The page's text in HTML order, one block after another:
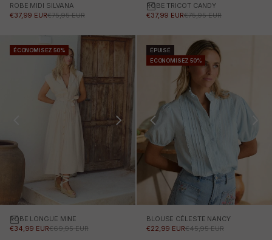
ROBE MIDI SILVANA
PRIX PROMOTIONNEL
€37,99 EURPRIX NORMAL
€75,95 EUR
Choisissez des options
ROBE TRICOT CANDY
PRIX PROMOTIONNEL
€37,99 EURPRIX NORMAL
€75,95 EUR
ÉCONOMISEZ 50%
Choisissez des options
ROBE LONGUE MINE
PRIX PROMOTIONNEL
€34,99 EURPRIX NORMAL
€69,95 EUR
ÉPUISÉ
ÉCONOMISEZ 50%
BLOUSE CÉLESTE NANCY
PRIX PROMOTIONNEL
€22,99 EURPRIX NORMAL
€45,95 EUR